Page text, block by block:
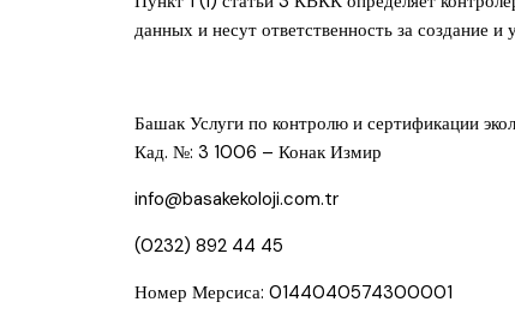
данных и несут ответственность за создание
Башак Услуги по контролю и сертификации
Кад. №: 3 1006 – Конак Измир
info@basakekoloji.com.tr
(0232) 892 44 45
Номер Мерсиса: 0144040574300001